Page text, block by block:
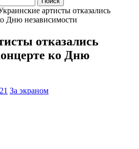
артисты отказались
Дню независимости
отказались
ко Дню
За экраном